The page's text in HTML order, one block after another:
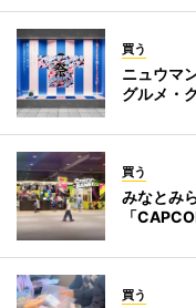
買う
ニュウマ
グルメ・
買う
みなとみ
「
買う